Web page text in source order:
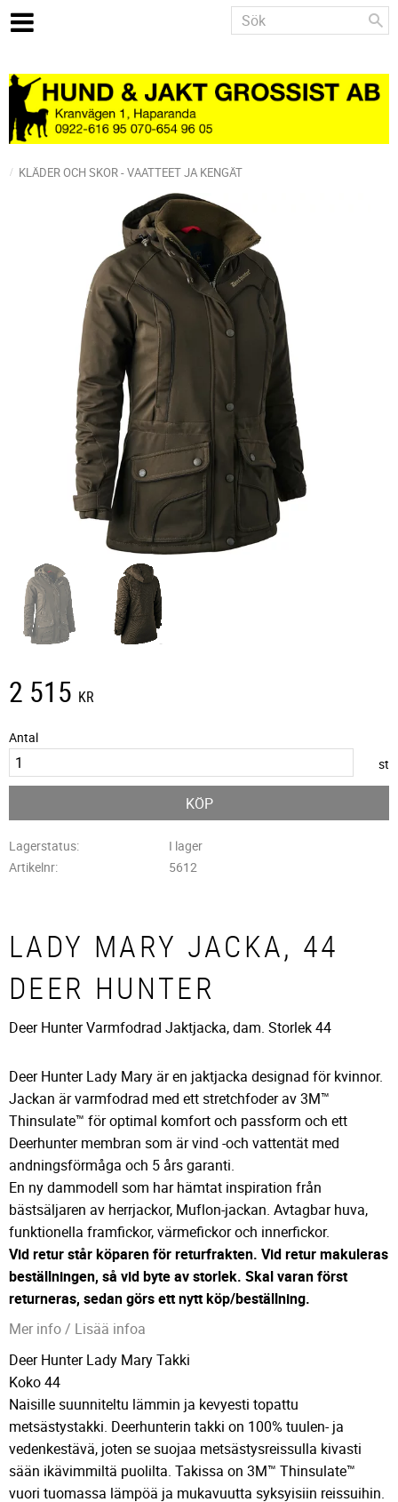
KLÄDER OCH SKOR - VAATTEET JA KENGÄT
2 515 KR
Antal
st
KÖP
Lagerstatus
I lager
Artikelnr
5612
LADY MARY JACKA, 44
DEER HUNTER
Deer Hunter Varmfodrad Jaktjacka, dam. Storlek 44
Deer Hunter Lady Mary är en jaktjacka designad för kvinnor.
Jackan är varmfodrad med ett stretchfoder av 3M™
Thinsulate™ för optimal komfort och passform och ett
Deerhunter membran som är vind -och vattentät med
andningsförmåga och 5 års garanti.
En ny dammodell som har hämtat inspiration från
bästsäljaren av herrjackor, Muflon-jackan. Avtagbar huva,
funktionella framfickor, värmefickor och innerfickor.
Vid retur står köparen för returfrakten. Vid retur makuleras
beställningen, så vid byte av storlek. Skal varan först
returneras, sedan görs ett nytt köp/beställning.
Mer info / Lisää infoa
Deer Hunter Lady Mary Takki
Koko 44
Naisille suunniteltu lämmin ja kevyesti topattu
metsästystakki. Deerhunterin takki on 100% tuulen- ja
vedenkestävä, joten se suojaa metsästysreissulla kivasti
sään ikävimmiltä puolilta. Takissa on 3M™ Thinsulate™
vuori tuomassa lämpöä ja mukavuutta syksyisiin reissuihin.